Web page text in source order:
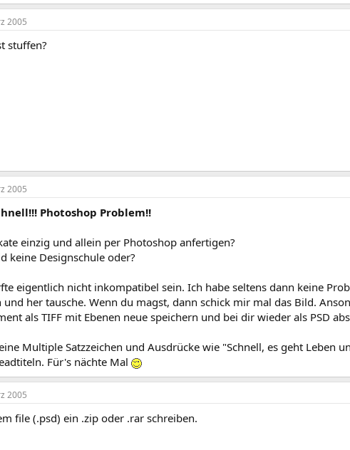
2005
stuffen?
2005
Photoshop Problem!!
einzig und allein per Photoshop anfertigen?
keine Designschule oder?
eigentlich nicht inkompatibel sein. Ich habe seltens dann keine
und her tausche. Wenn du magst, dann schick mir mal das Bild.
als TIFF mit Ebenen neue speichern und bei dir wieder als PSD
Multiple Satzzeichen und Ausdrücke wie "Schnell, es geht Leben
Für's nächte Mal
2005
file (.psd) ein .zip oder .rar schreiben.